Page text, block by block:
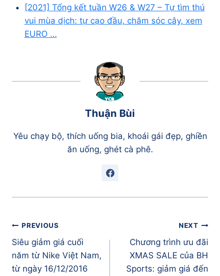
[2021] Tổng kết tuần W26 & W27 – Tự tìm thú
vui mùa dịch: tự cạo đầu, chăm sóc cây, xem
EURO …
Thuận Bùi
Yêu chạy bộ, thích uống bia, khoái gái đẹp, ghiền
ăn uống, ghét cà phê.
Điều
hướng
bài
viết
PREVIOUS
Siêu giảm giá cuối
năm từ Nike Việt Nam,
từ ngày 16/12/2016
NEXT
Chương trình ưu đãi
XMAS SALE của BH
Sports: giảm giá đến